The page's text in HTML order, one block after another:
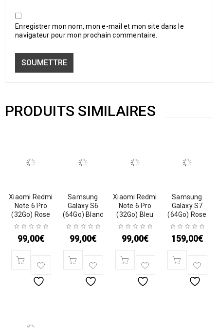
Enregistrer mon nom, mon e-mail et mon site dans le
navigateur pour mon prochain commentaire.
PRODUITS SIMILAIRES
Xiaomi Redmi
Note 6 Pro
(32Go) Rose
99,00€
Samsung
Galaxy S6
(64Go) Blanc
99,00€
Xiaomi Redmi
Note 6 Pro
(32Go) Bleu
99,00€
Samsung
Galaxy S7
(64Go) Rose
159,00€